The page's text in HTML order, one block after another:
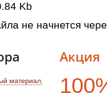
Kb
не начнется
Акция
материал.